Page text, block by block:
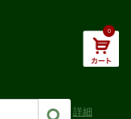
0
詳細